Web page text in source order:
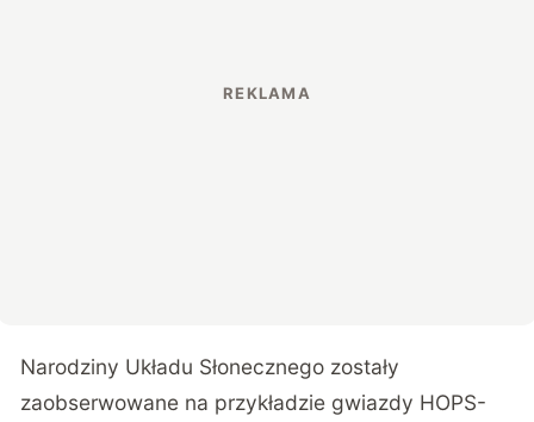
Narodziny Układu Słonecznego zostały
zaobserwowane na przykładzie gwiazdy HOPS-